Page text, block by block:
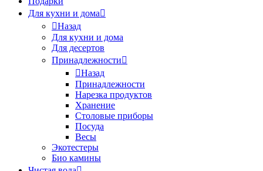
Для кухни и дома
Назад
Для кухни и дома
Для десертов
Принадлежности
Назад
Принадлежности
Нарезка продуктов
Хранение
Столовые приборы
Посуда
Весы
Экотестеры
Био камины